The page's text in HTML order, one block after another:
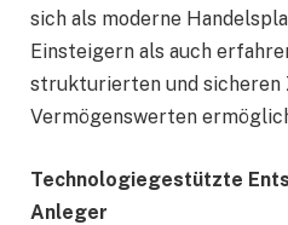
sich als moderne
Einsteigern als auch
strukturierten und sicheren
Vermögenswerten
Technologiegestützte
Anleger